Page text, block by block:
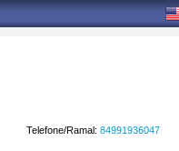
Telefone/Ramal: 84991936047